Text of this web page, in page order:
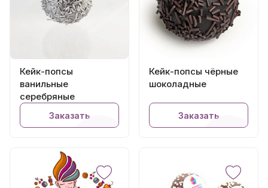
Кейк-попсы
ванильные
серебряные
Заказать
Кейк-попсы чёрные
шоколадные
Заказать